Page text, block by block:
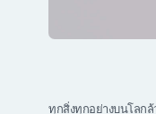
ทุกสิ่งทุกอย่างบนโลก